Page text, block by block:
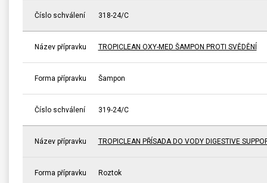
Číslo schválení 318-24/C
Název přípravku TROPICLEAN OXY-MED ŠAMPON PROTI SVĚDĚNÍ
Forma přípravku Šampon
Číslo schválení 319-24/C
Název přípravku TROPICLEAN PŘÍSADA DO VODY DIGESTIVE
Forma přípravku Roztok